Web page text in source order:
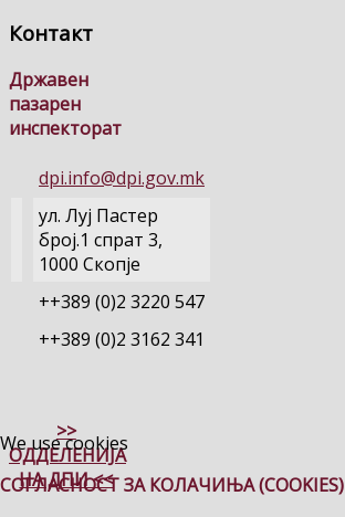
Контакт
Државен
пазарен
инспекторат
dpi.info@dpi.gov.mk
ул. Луј Пастер
број.1 спрат 3,
1000 Скопје
++389 (0)2 3220 547
++389 (0)2 3162 341
>>
ОДДЕЛЕНИЈА
НА ДПИ <<
We use cookies
СОГЛАСНОСТ ЗА КОЛАЧИЊА (COOKIES)